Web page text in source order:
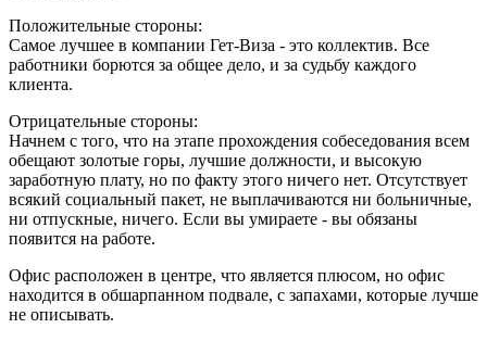
Положительные стороны:
Самое лучшее в компании Гет-Виза - это коллектив. Все
работники борются за общее дело, и за судьбу каждого
клиента.
Отрицательные стороны:
Начнем с того, что на этапе прохождения собеседования всем
обещают золотые горы, лучшие должности, и высокую
заработную плату, но по факту этого ничего нет. Отсутствует
всякий социальный пакет, не выплачиваются ни больничные,
ни отпускные, ничего. Если вы умираете - вы обязаны
появится на работе.
Офис расположен в центре, что является плюсом, но офис
находится в обшарпанном подвале, с запахами, которые лучше
не описывать.